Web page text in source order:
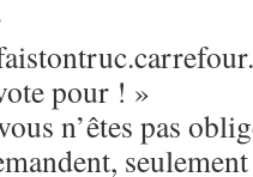
pour ! »
n’êtes pas